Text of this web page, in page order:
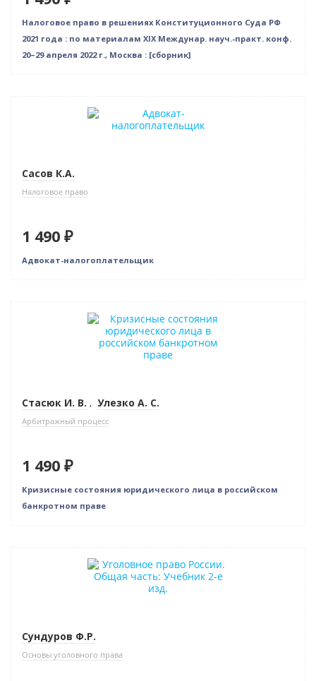
Налоговое право в решениях Конституционного Суда РФ
2021 года : по материалам XIX Междунар. науч.-практ. конф.
20–29 апреля 2022 г., Москва : [сборник]
Сасов К.А.
Налоговое право
1 490 ₽
Адвокат-налогоплательщик
Стасюк И. В. , Улезко А. С.
Арбитражный процесс
1 490 ₽
Кризисные состояния юридического лица в российском
банкротном праве
Сундуров Ф.Р.
Основы уголовного права